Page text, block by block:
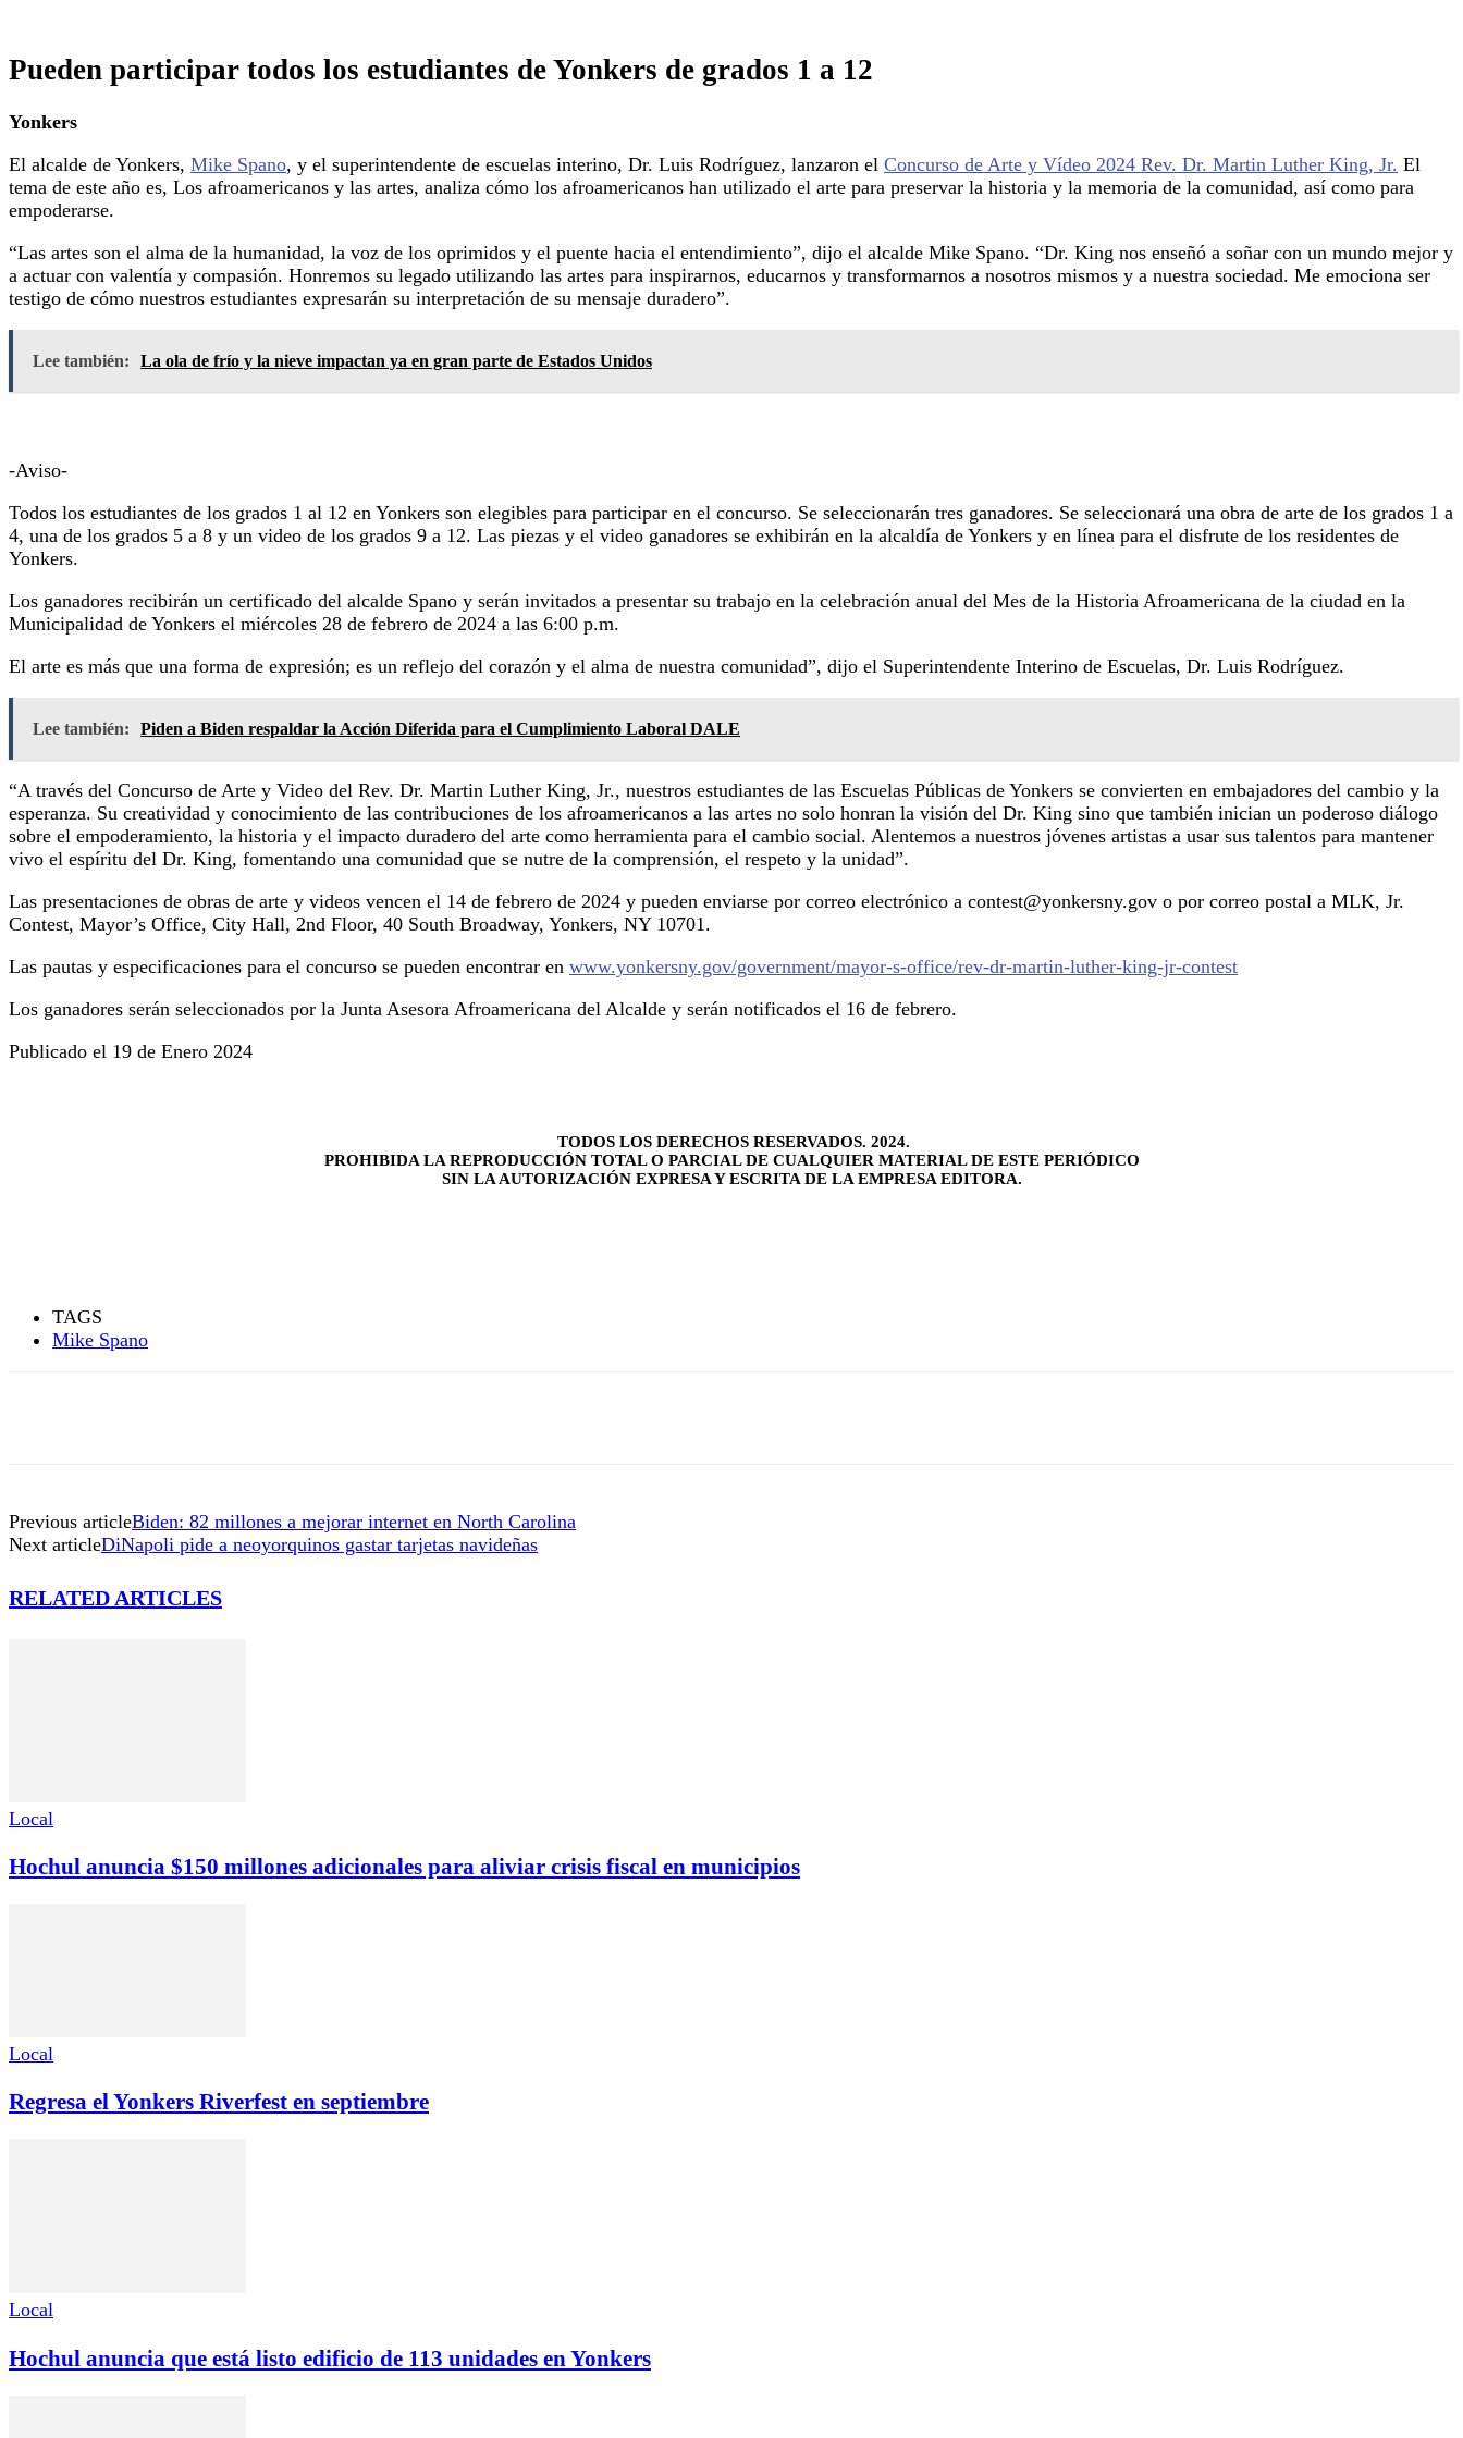
Pueden participar todos los estudiantes de Yonkers de grados 1 a 12
Yonkers
El alcalde de Yonkers, Mike Spano, y el superintendente de escuelas interino, Dr. Luis Rodríguez, lanzaron el Concurso de Arte y Vídeo 2024 Rev. Dr. Martin Luther King, Jr. El
tema de este año es, Los afroamericanos y las artes, analiza cómo los afroamericanos han utilizado el arte para preservar la historia y la memoria de la comunidad, así como para
empoderarse.
“Las artes son el alma de la humanidad, la voz de los oprimidos y el puente hacia el entendimiento”, dijo el alcalde Mike Spano. “Dr. King nos enseñó a soñar con un mundo mejor y
a actuar con valentía y compasión. Honremos su legado utilizando las artes para inspirarnos, educarnos y transformarnos a nosotros mismos y a nuestra sociedad. Me emociona ser
testigo de cómo nuestros estudiantes expresarán su interpretación de su mensaje duradero”.
Lee también: La ola de frío y la nieve impactan ya en gran parte de Estados Unidos
-Aviso-
Todos los estudiantes de los grados 1 al 12 en Yonkers son elegibles para participar en el concurso. Se seleccionarán tres ganadores. Se seleccionará una obra de arte de los grados 1 a
4, una de los grados 5 a 8 y un video de los grados 9 a 12. Las piezas y el video ganadores se exhibirán en la alcaldía de Yonkers y en línea para el disfrute de los residentes de
Yonkers.
Los ganadores recibirán un certificado del alcalde Spano y serán invitados a presentar su trabajo en la celebración anual del Mes de la Historia Afroamericana de la ciudad en la
Municipalidad de Yonkers el miércoles 28 de febrero de 2024 a las 6:00 p.m.
El arte es más que una forma de expresión; es un reflejo del corazón y el alma de nuestra comunidad”, dijo el Superintendente Interino de Escuelas, Dr. Luis Rodríguez.
Lee también: Piden a Biden respaldar la Acción Diferida para el Cumplimiento Laboral DALE
“A través del Concurso de Arte y Video del Rev. Dr. Martin Luther King, Jr., nuestros estudiantes de las Escuelas Públicas de Yonkers se convierten en embajadores del cambio y la
esperanza. Su creatividad y conocimiento de las contribuciones de los afroamericanos a las artes no solo honran la visión del Dr. King sino que también inician un poderoso diálogo
sobre el empoderamiento, la historia y el impacto duradero del arte como herramienta para el cambio social. Alentemos a nuestros jóvenes artistas a usar sus talentos para mantener
vivo el espíritu del Dr. King, fomentando una comunidad que se nutre de la comprensión, el respeto y la unidad”.
Las presentaciones de obras de arte y videos vencen el 14 de febrero de 2024 y pueden enviarse por correo electrónico a contest@yonkersny.gov o por correo postal a MLK, Jr.
Contest, Mayor’s Office, City Hall, 2nd Floor, 40 South Broadway, Yonkers, NY 10701.
Las pautas y especificaciones para el concurso se pueden encontrar en www.yonkersny.gov/government/mayor-s-office/rev-dr-martin-luther-king-jr-contest
Los ganadores serán seleccionados por la Junta Asesora Afroamericana del Alcalde y serán notificados el 16 de febrero.
Publicado el 19 de Enero 2024
TODOS LOS DERECHOS RESERVADOS. 2024.
PROHIBIDA LA REPRODUCCIÓN TOTAL O PARCIAL DE CUALQUIER MATERIAL DE ESTE PERIÓDICO
SIN LA AUTORIZACIÓN EXPRESA Y ESCRITA DE LA EMPRESA EDITORA.
TAGS
Mike Spano
Previous articleBiden: 82 millones a mejorar internet en North Carolina
Next articleDiNapoli pide a neoyorquinos gastar tarjetas navideñas
RELATED ARTICLES
Local
Hochul anuncia $150 millones adicionales para aliviar crisis fiscal en municipios
Local
Regresa el Yonkers Riverfest en septiembre
Local
Hochul anuncia que está listo edificio de 113 unidades en Yonkers